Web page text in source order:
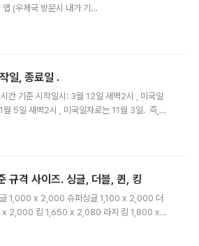
(우체국 방문시 내가 기록
두고 방문하면 우체국에서
물건(최소 30kg 이상 )
, 1.5 m 높이에서 떨어져도
포장한다. - 우체국 방문해
없을뿐만 아니라. 테이프
시작일, 종료일 .
간 기준 시작일시: 3월 12일 새벽2시 , 미국일
5일 새벽2시 , 미국일자로는 11월 3일. 즉,
가 되면 미국 시계를 새벽 1시로 수정 적용
서 세밀한 조사 중단함. 서머타임 관련 의견 -
는 경우에는 서머 타임은 참 쓰잘데기 없이 지
정의에 해당한다. - 금..
규격 사이즈. 싱글, 더블, 퀸, 킹
글 1,000 x 2,000 슈퍼싱글 1,100 x 2,000 더
2,000 킹 1,650 x 2,080 라지 킹 1,800 x
에서 성인 2명자면 간섭 좀 있음. ///1928